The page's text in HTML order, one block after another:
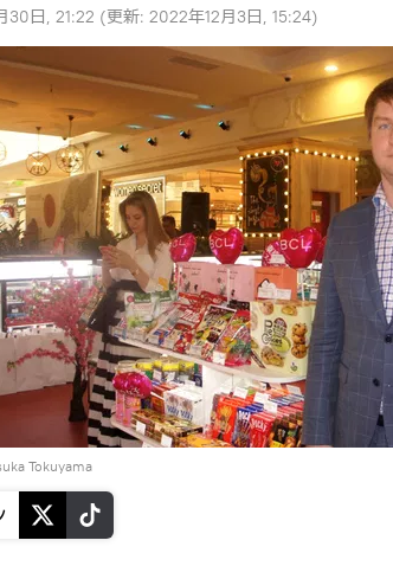
30日, 21:22 (更新: 2022年12月3日, 15:24)
Tokuyama